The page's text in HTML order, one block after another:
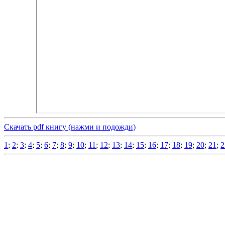
Скачать pdf книгу (нажми и подожди)
1 ; 2; 3; 4; 5; 6; 7; 8; 9; 10; 11 ; 12; 13; 14; 15; 16; 17; 18; 19; 20; 21 ;